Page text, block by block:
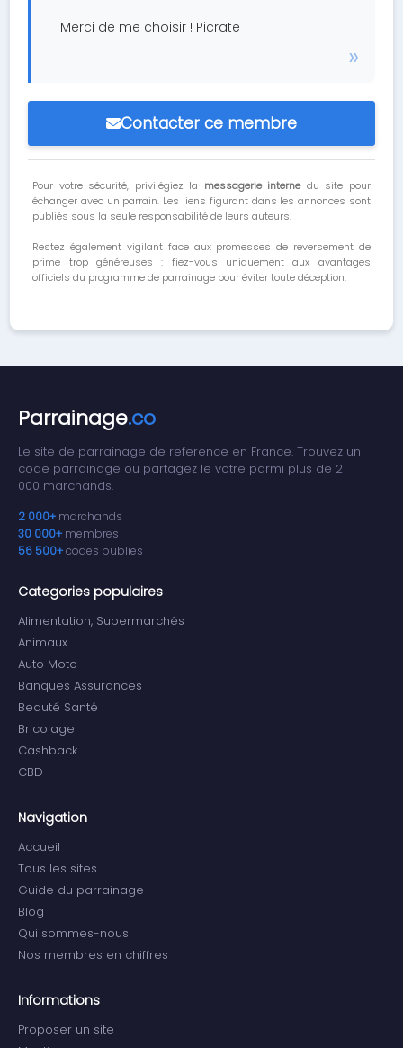
Merci de me choisir ! Picrate
Contacter ce membre
Pour votre sécurité, privilégiez la messagerie internedu site pour
échanger avec un parrain. Les liens figurant dans les annonces sont
publiés sous la seule responsabilité de leurs auteurs.
Restez également vigilant face aux promesses de reversement de
prime trop généreuses : fiez-vous uniquement aux avantages
officiels du programme de parrainage pour éviter toute déception.
Parrainage.co
Le site de parrainage de reference en France. Trouvez un
code parrainage ou partagez le votre parmi plus de 2
000 marchands.
2 000+ marchands
30 000+ membres
56 500+codes publies
Categories populaires
Alimentation, Supermarchés
Animaux
Auto Moto
Banques Assurances
Beauté Santé
Bricolage
Cashback
CBD
Navigation
Accueil
Tous les sites
Guide du parrainage
Blog
Qui sommes-nous
Nos membres en chiffres
Informations
Proposer un site